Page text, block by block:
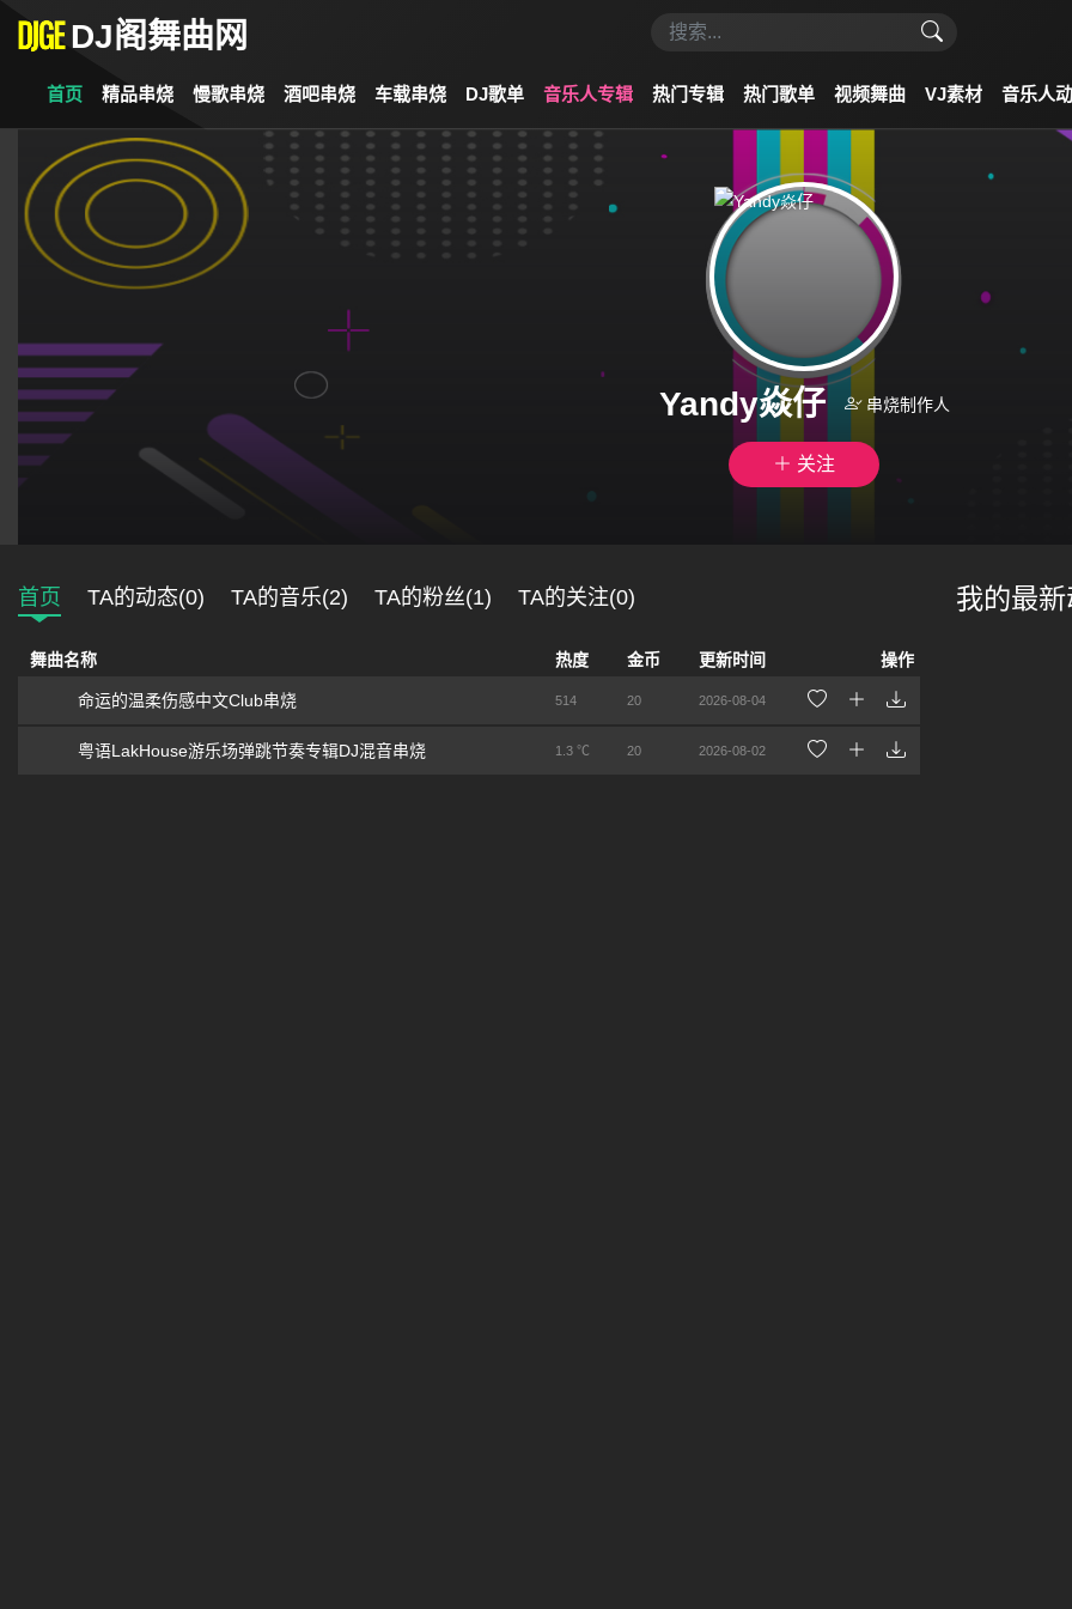
DJ阁舞曲网
首页 精品串烧 慢歌串烧 酒吧串烧 车载串烧 DJ歌单 音乐人专辑 热门专辑 热门歌单 视频舞曲 VJ素材 音乐人
Yandy焱仔 串烧制作人
关注
首页 TA的动态(0) TA的音乐(2) TA的粉丝(1) TA的关注(0)
舞曲名称 热度 金币 更新时间 操作
命运的温柔伤感中文Club串烧 514 20 2026-08-04
粤语LakHouse游乐场弹跳节奏专辑DJ混音串烧 1.3 ℃ 20 2026-08-02
我的最新